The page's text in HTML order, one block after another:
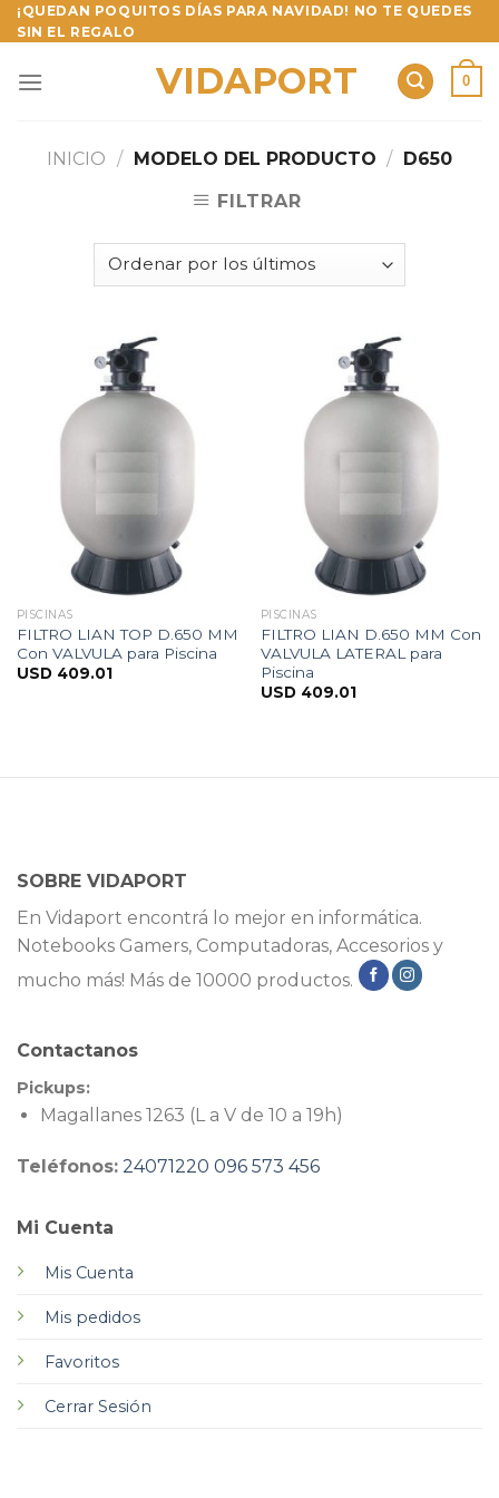
Skip
to
¡QUEDAN POQUITOS DÍAS PARA NAVIDAD! NO TE QUEDES
SIN EL REGALO
VIDAPORT 0
INICIO / MODELO DEL PRODUCTO / D650
FILTRAR
PISCINAS
FILTRO LIAN TOP D.650 MM
Con VALVULA para Piscina
USD 409.01
PISCINAS
FILTRO LIAN D.650 MM Con
VALVULA LATERAL para
Piscina
USD 409.01
SOBRE VIDAPORT
En Vidaport encontrá lo mejor en informática.
Notebooks Gamers, Computadoras, Accesorios y
mucho más! Más de 10000 productos.
Mi Cuenta
Mis Cuenta
Mis pedidos
Favoritos
Cerrar Sesión
Contactanos
Pickups:
Magallanes 1263 (L a V de 10 a 19h)
Teléfonos: 24071220 096 573 456